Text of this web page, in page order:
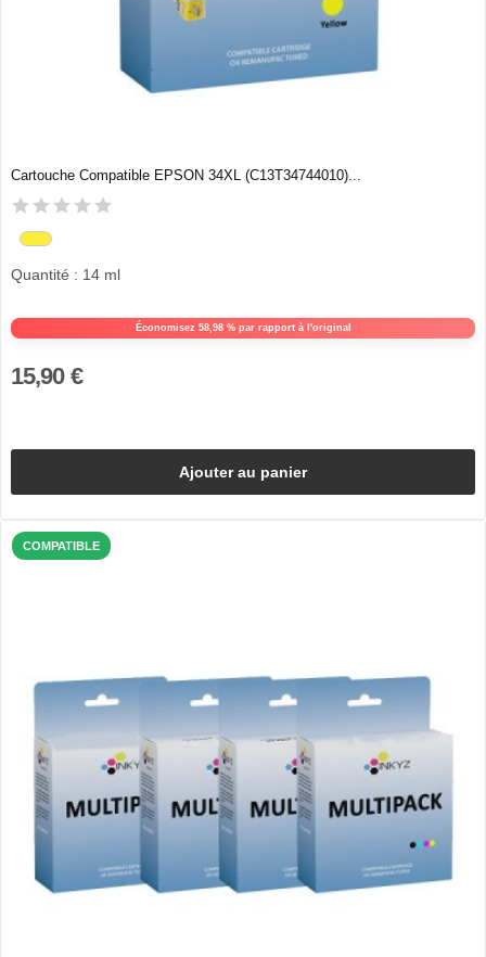
Cartouche Compatible EPSON 34XL (C13T34744010)...
Économisez 58,98 % par rapport à l'original
Quantité : 14 ml
15,90 €
Ajouter au panier
COMPATIBLE